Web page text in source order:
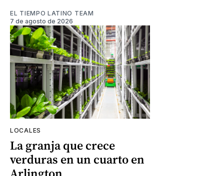
EL TIEMPO LATINO TEAM
7 de agosto de 2026
LOCALES
La granja que crece
verduras en un cuarto en